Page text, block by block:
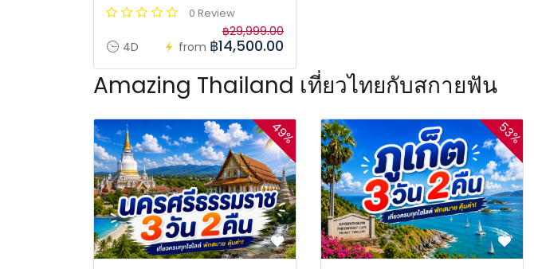
0 Review
4D from
฿29,999.00
฿14,500.00
Amazing Thailand เที่ยวไทยกับสกายฟัน
49% 53%